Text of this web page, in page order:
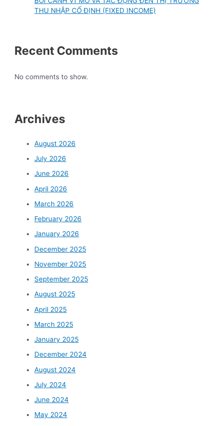
THU NHẬP CỐ ĐỊNH (FIXED INCOME)
Recent Comments
No comments to show.
Archives
August 2026
July 2026
June 2026
April 2026
March 2026
February 2026
January 2026
December 2025
November 2025
September 2025
August 2025
April 2025
March 2025
January 2025
December 2024
August 2024
July 2024
June 2024
May 2024